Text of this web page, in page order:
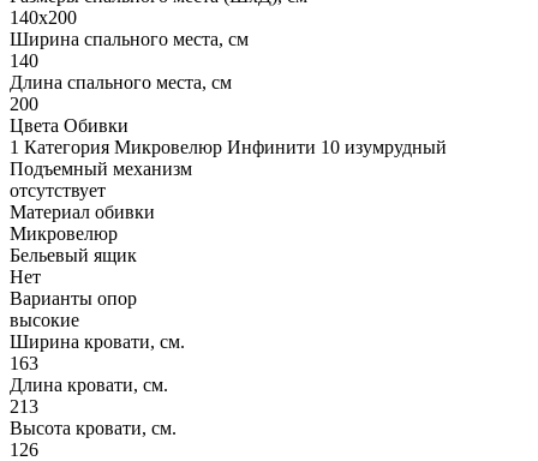
140х200
Ширина спального места, см
140
Длина спального места, см
200
Цвета Обивки
1 Категория Микровелюр Инфинити 10 изумрудный
Подъемный механизм
отсутствует
Материал обивки
Микровелюр
Бельевый ящик
Нет
Варианты опор
высокие
Ширина кровати, см.
163
Длина кровати, см.
213
Высота кровати, см.
126